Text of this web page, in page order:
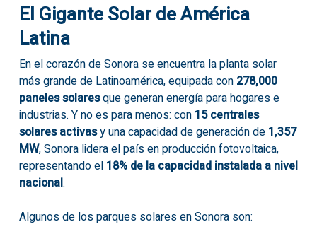
El Gigante Solar de América
Latina
En el corazón de Sonora se encuentra la planta solar
más grande de Latinoamérica, equipada con 278,000
paneles solaresque generan energía para hogares e
industrias. Y no es para menos: con 15 centrales
solares activasy una capacidad de generación de 1,357
MW, Sonora lidera el país en producción fotovoltaica,
representando el 18% de la capacidad instalada a nivel
nacional.
Algunos de los parques solares en Sonora son: